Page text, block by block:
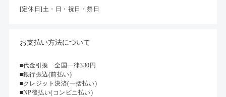
[定休日]土・日・祝日・祭日
お支払い方法について
■代金引換 全国一律330円
■銀行振込(前払い)
■クレジット決済(一括払い)
■NP後払い(コンビニ払い)